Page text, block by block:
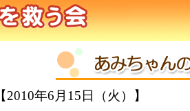
【2010年6月15日（火）】